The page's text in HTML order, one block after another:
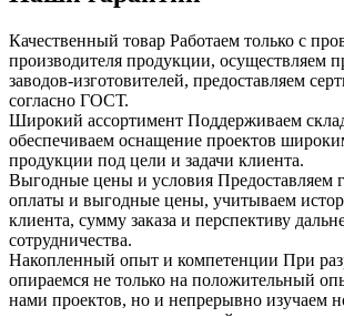
Качественный товар Работаем только с
производителя продукции, осуществляем
заводов-изготовителей, предоставляем
согласно ГОСТ.
Широкий ассортимент Поддерживаем
обеспечиваем оснащение проектов
продукции под цели и задачи клиента.
Выгодные цены и условия Предоставляем
оплаты и выгодные цены, учитываем
клиента, сумму заказа и перспективу
сотрудничества.
Накопленный опыт и компетенции При
опираемся не только на положительный
нами проектов, но и непрерывно изучаем